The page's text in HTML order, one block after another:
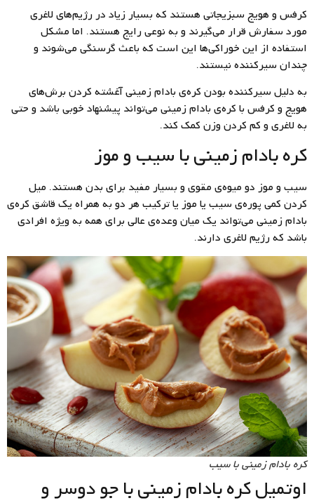
کرفس و هویج سبزیجاتی هستند که بسیار زیاد در رژیم‌های لاغری
مورد سفارش قرار می‌گیرند و به نوعی رایج هستند. اما مشکل
استفاده از این خوراکی‌ها این است که باعث گرسنگی می‌شوند و
چندان سیر‌کننده نیستند.
به دلیل سیرکننده بودن کره‌ی بادام زمینی آغشته کردن برش‌های
هویج و کرفس با کره‌ی بادام زمینی می‌تواند پیشنهاد خوبی باشد و حتی
به لاغری و کم کردن وزن کمک کند.
کره بادام زمینی با سیب و موز
سیب و موز دو میوه‌ی مقوی و بسیار مفید برای بدن هستند. میل
کردن کمی پوره‌ی سیب یا موز یا ترکیب هر دو به همراه یک قاشق کره‌ی
بادام زمینی می‌تواند یک میان وعده‌ی عالی برای همه به ویژه افرادی
باشد که رژیم لاغری دارند.
کره بادام زمینی با سیب
اوتمیل کره بادام زمینی با جو دوسر و